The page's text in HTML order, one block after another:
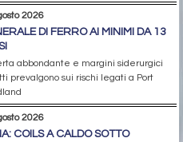
2026
DI FERRO AI MINIMI DA 13
abbondante e margini siderurgici
prevalgono sui rischi legati a Port
2026
COILS A CALDO SOTTO